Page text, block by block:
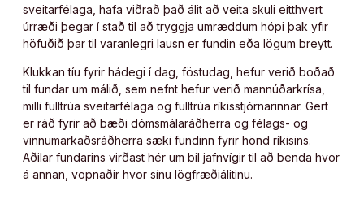
sveitarfélaga, hafa viðrað það álit að veita skuli eitthvert
úrræði þegar í stað til að tryggja umræddum hópi þak yfir
höfuðið þar til varanlegri lausn er fundin eða lögum breytt.
Klukkan tíu fyrir hádegi í dag, föstudag, hefur verið boðað
til fundar um málið, sem nefnt hefur verið mannúðarkrísa,
milli fulltrúa sveitarfélaga og fulltrúa ríkisstjórnarinnar. Gert
er ráð fyrir að bæði dómsmálaráðherra og félags- og
vinnumarkaðsráðherra sæki fundinn fyrir hönd ríkisins.
Aðilar fundarins virðast hér um bil jafnvígir til að benda hvor
á annan, vopnaðir hvor sínu lögfræðiálitinu.